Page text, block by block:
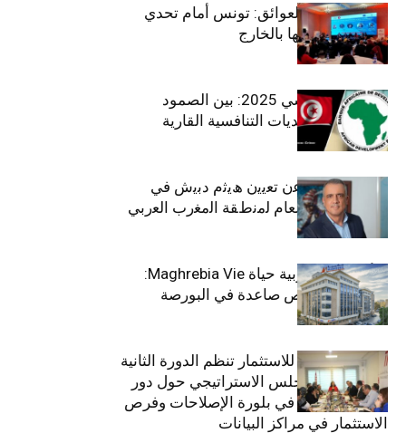
بين الطموح والعوائق: تونس أمام تحدي
استعادة كفاءاتها بالخارج
الاقتصاد التونسي 2025: بين الصمود
الاجتماعي وتحديات التنافسية القارية
ﺗﯾﺗرا ﺑﺎك ﺗﻌﻠن ﻋن ﺗﻌﯾﯾن ھﯾﺛم دﺑﯾش ﻓﻲ
ﻣﻧﺻب اﻟﻣدﯾر اﻟﻌﺎم ﻟﻣﻧطﻘﺔ اﻟﻣﻐرب اﻟﻌرﺑﻲ
وﻏرب أﻓرﯾﻘﯾﺎ
التأمينات المغربية حياة Maghrebia Vie:
فاعل رائد بفرص صاعدة في البورصة
(+34.8%)
الهيئة التونسية للاستثمار تنظم الدورة الثانية
والعشرين للمجلس الاستراتيجي حول دور
القطاع الخاص في بلورة الإصلاحات وفرص
الاستثمار في مراكز البيانات